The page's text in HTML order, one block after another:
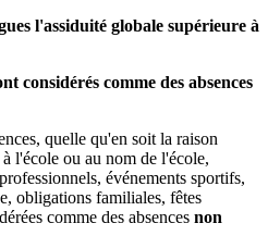
l'assiduité globale supérieure à
considérés comme des absences
quelle qu'en soit la raison
l'école ou au nom de l'école,
événements sportifs,
obligations familiales, fêtes
comme des absences non